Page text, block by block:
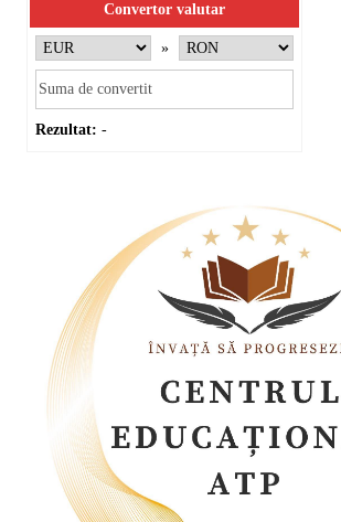
Convertor valutar
»
Rezultat: -